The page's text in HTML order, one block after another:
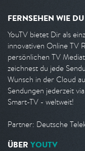
FERNSEHEN WIE
YouTV bietet Dir als
innovativen Online TV
persönlichen TV
zeichnest du jede
Wunsch in der Cloud
Sendungen jederzeit
Smart-TV - weltweit!
Partner: Deutsche
ÜBER YOUTV